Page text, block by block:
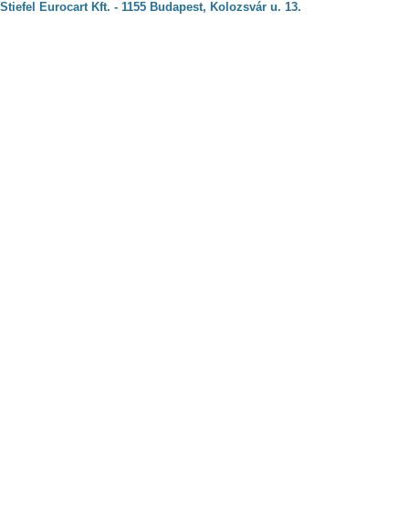
Stiefel Eurocart Kft. - 1155 Budapest, Kolozsvár u. 13.